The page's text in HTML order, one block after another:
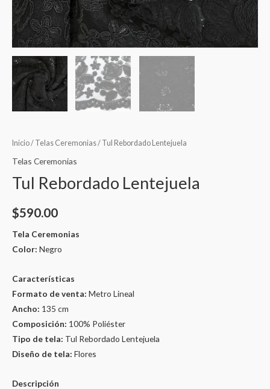
Inicio/ Telas Ceremonias/ Tul Rebordado Lentejuela
Telas Ceremonias
Tul Rebordado Lentejuela
$590.00
Tela Ceremonias
Color: Negro
Características
Formato de venta: Metro Lineal
Ancho: 135 cm
Composición: 100% Poliéster
Tipo de tela: Tul Rebordado Lentejuela
Diseño de tela: Flores
Descripción